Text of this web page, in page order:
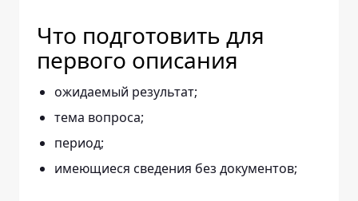
Что подготовить для
первого описания
ожидаемый результат;
тема вопроса;
период;
имеющиеся сведения без документов;